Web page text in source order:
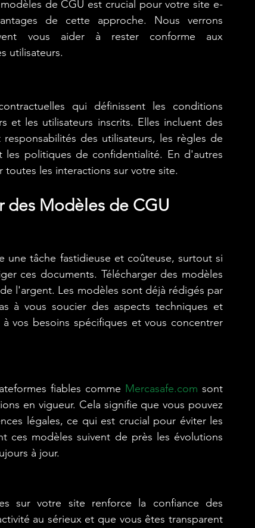
de CGU est crucial pour votre site e-
de cette approche. Nous verrons
vous aider à rester conforme aux
utilisateurs.
qui définissent les conditions
et les utilisateurs inscrits. Elles incluent des
des utilisateurs, les règles de
politiques de confidentialité. En d'autres
les interactions sur votre site.
des Modèles de CGU
tâche fastidieuse et coûteuse, surtout si
ces documents. Télécharger des modèles
l'argent. Les modèles sont déjà rédigés par
à vous soucier des aspects techniques et
vos besoins spécifiques et vous concentrer
fiables comme Mercasafe.com sont
en vigueur. Cela signifie que vous pouvez
légales, ce qui est crucial pour éviter les
ces modèles suivent de près les évolutions
à jour.
sur votre site renforce la confiance des
au sérieux et que vous êtes transparent